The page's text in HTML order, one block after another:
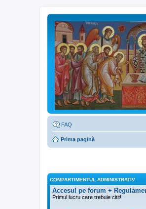
FAQ
Prima pagină
COMPARTIMENTUL ADMINISTRATIV
Accesul pe forum +
Primul lucru care trebuie citit!